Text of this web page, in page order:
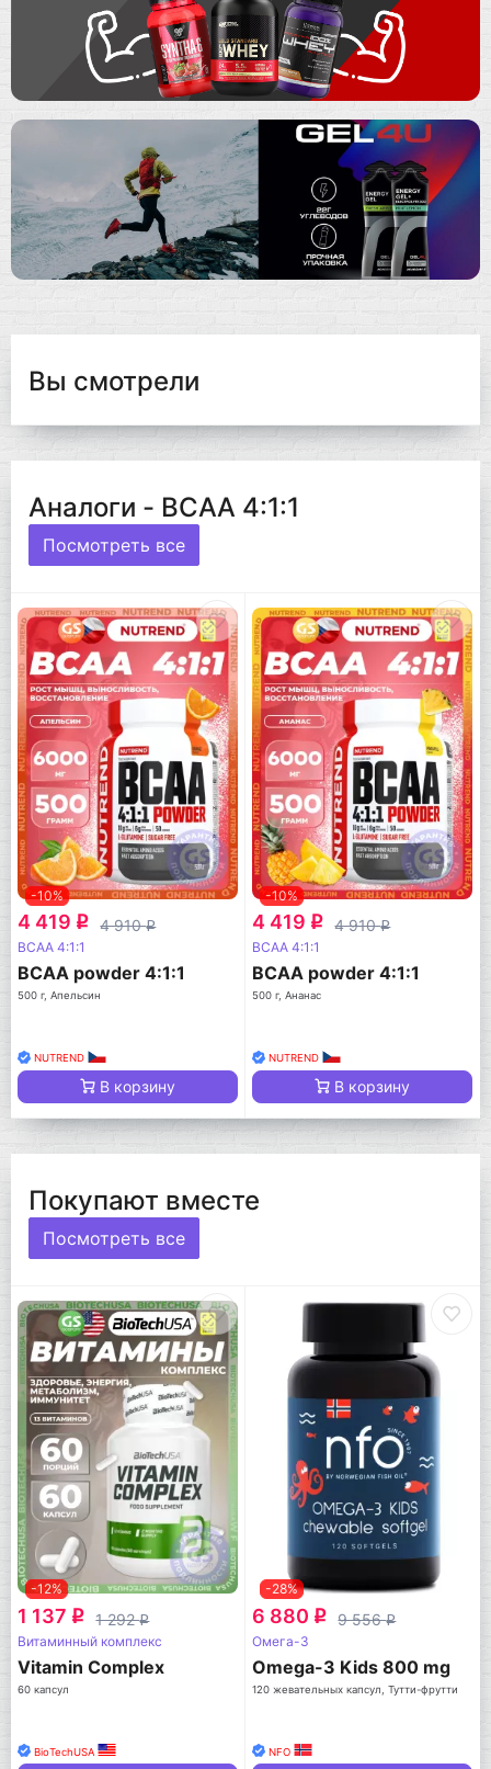
Вы смотрели
Аналоги - BCAA 4:1:1
Посмотреть все
-10%
4 419 q 4 910q
BCAA 4:1:1
BCAA powder 4:1:1
500 г, Апельсин
NUTREND
В корзину
-10%
4 419 q 4 910q
BCAA 4:1:1
BCAA powder 4:1:1
500 г, Ананас
NUTREND
В корзину
Покупают вместе
Посмотреть все
-12%
1 137 q 1 292q
Витаминный комплекс
Vitamin Complex
60 капсул
BioTechUSA
-28%
6 880 q 9 556q
Омега-3
Omega-3 Kids 800 mg
120 жевательных капсул, Тутти-фрутти
NFO